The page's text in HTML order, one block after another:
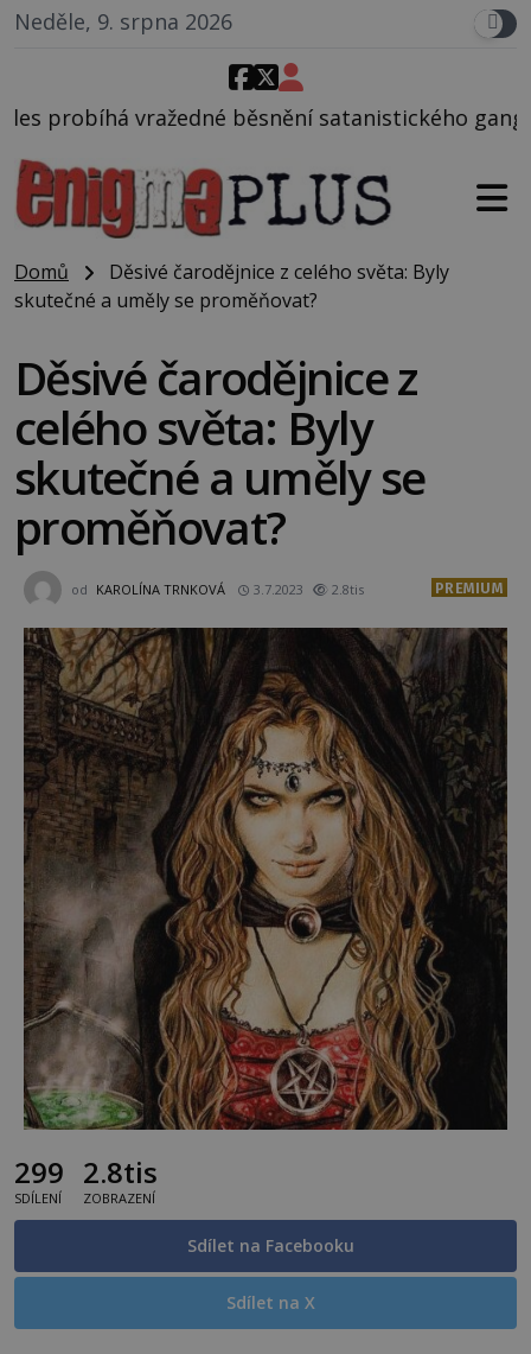
Neděle, 9. srpna 2026
satanistického gangu vedeného
Domů
Děsivé čarodějnice z celého světa: Byly
skutečné a uměly se proměňovat?
Děsivé čarodějnice z
celého světa: Byly
skutečné a uměly se
proměňovat?
od KAROLÍNA TRNKOVÁ 3.7.2023 2.8tis PREMIUM
299
SDÍLENÍ
2.8tis
ZOBRAZENÍ
Sdílet na Facebooku
Sdílet na X